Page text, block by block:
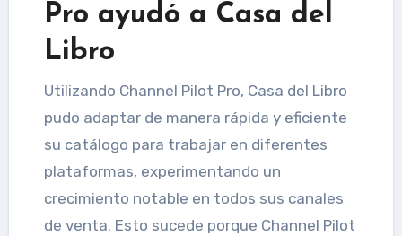
Pro ayudó a Casa del
Libro
Utilizando Channel Pilot Pro, Casa del Libro
pudo adaptar de manera rápida y eficiente
su catálogo para trabajar en diferentes
plataformas, experimentando un
crecimiento notable en todos sus canales
de venta. Esto sucede porque Channel Pilot